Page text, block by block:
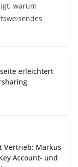
warum
erleichtert
Vertrieb: Markus
Account- und